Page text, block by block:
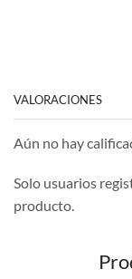
VALORACIONES
Aún no hay
Solo usuarios
producto.